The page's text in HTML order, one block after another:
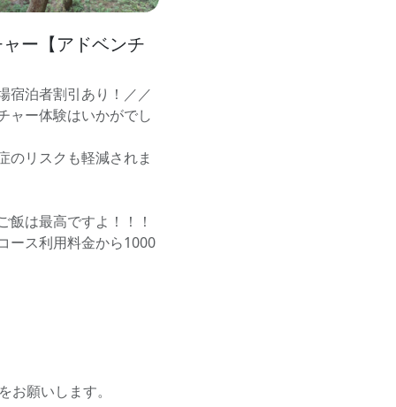
ー【アドベンチ
宿泊者割引あり！／／
ャー体験はいかがでし
のリスクも軽減されま
飯は最高ですよ！！！
ース利用料金から1000
お願いします。